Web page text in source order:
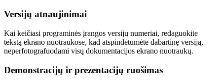
Versijų atnaujinimai
Kai keičiasi programinės įrangos versijų numeriai, redaguokite
tekstą ekrano nuotraukose, kad atspindėtumėte dabartinę versiją,
neperfotografuodami visų dokumentacijos ekrano nuotraukų.
Demonstracijų ir prezentacijų ruošimas